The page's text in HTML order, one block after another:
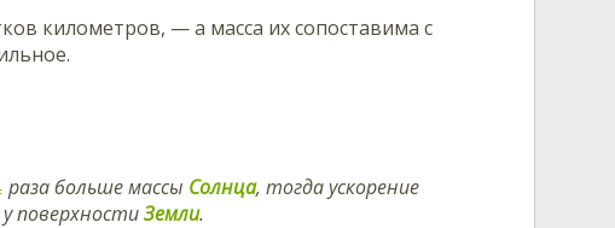
километров, — а масса их сопоставима с
раза больше массы Солнца, тогда ускорение
поверхностиЗемли.